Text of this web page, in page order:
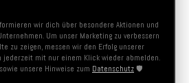
wir dich über besondere Aktionen und
Um unser Marketing zu verbessern
zu zeigen, messen wir den Erfolg unserer
jederzeit mit nur einem Klick wieder abmelden.
sowie unsere Hinweise zum Datenschutz 🛡️